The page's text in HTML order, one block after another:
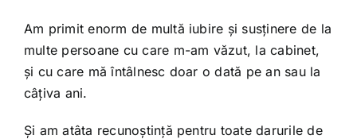
Am primit enorm de multă iubire și susținere de la
multe persoane cu care m-am văzut, la cabinet,
și cu care mă întâlnesc doar o dată pe an sau la
câțiva ani.
Și am atâta recunoștință pentru toate darurile de